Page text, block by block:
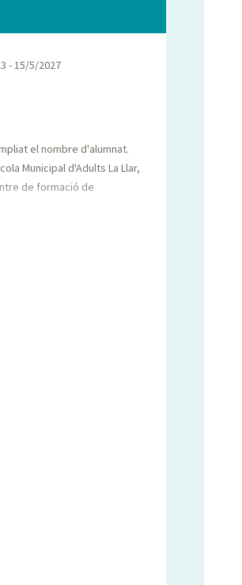
- 15/5/2027
el nombre d'alumnat.
Municipal d'Adults La Llar,
de formació de
de l'Escola d'Adults La
professors de l'Escola